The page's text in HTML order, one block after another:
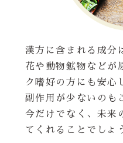
漢方に含まれる成分
花や動物鉱物などが
ク嗜好の方にも安心
副作用が少ないのも
今だけでなく、未来
てくれることでしょ